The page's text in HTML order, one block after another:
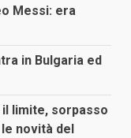
Messi: era
in Bulgaria ed
limite, sorpasso
novità del